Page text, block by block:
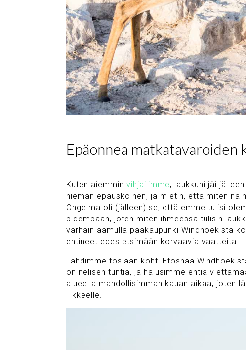
Epäonnea matkatavaroiden
Kuten aiemminvihjailimme, laukkuni jäi
hieman epäuskoinen, ja mietin, että miten
Ongelma oli (jälleen) se, että emme tulisi
pidempään, joten miten ihmeessä tulisin
varhain aamulla pääkaupunki Windhoekista
ehtineet edes etsimään korvaavia vaatteita.
Lähdimme tosiaan kohti Etoshaa
on nelisen tuntia, ja halusimme ehtiä
alueella mahdollisimman kauan aikaa, joten
liikkeelle.